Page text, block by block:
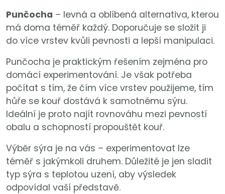
Punčocha – levná a oblíbená alternativa, kterou
má doma téměř každý. Doporučuje se složit ji
do více vrstev kvůli pevnosti a lepší manipulaci.
Punčocha je praktickým řešením zejména pro
domácí experimentování. Je však potřeba
počítat s tím, že čím více vrstev použijeme, tím
hůře se kouř dostává k samotnému sýru.
Ideální je proto najít rovnováhu mezi pevností
obalu a schopností propouštět kouř.
Výběr sýra je na vás – experimentovat lze
téměř s jakýmkoli druhem. Důležité je jen sladit
typ sýra s teplotou uzení, aby výsledek
odpovídal vaší představě.